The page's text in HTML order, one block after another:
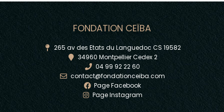
FONDATION CEÏBA
265 av des Etats du Languedoc CS 19582
34960 Montpellier Cedex 2
04 99 92 22 60
contact@fondationceiba.com
Page Facebook
Page Instagram